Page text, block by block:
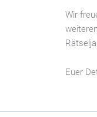
Wir
Euer